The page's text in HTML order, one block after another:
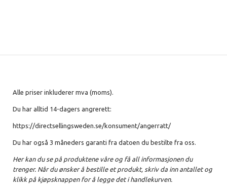
Alle priser inkluderer mva (moms).
Du har alltid 14-dagers angrerett:
https://directsellingsweden.se/konsument/angerratt/
Du har også 3 måneders garanti fra datoen du bestilte fra oss.
Her kan du se på produktene våre og få all informasjonen du
trenger. Når du ønsker å bestille et produkt, skriv da inn antallet og
klikk på kjøpsknappen for å legge det i handlekurven.